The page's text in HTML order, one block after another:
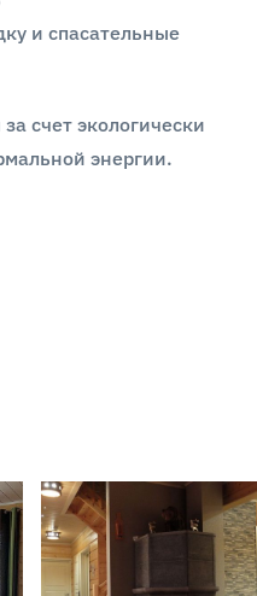
и спасательные
счет экологически
энергии.